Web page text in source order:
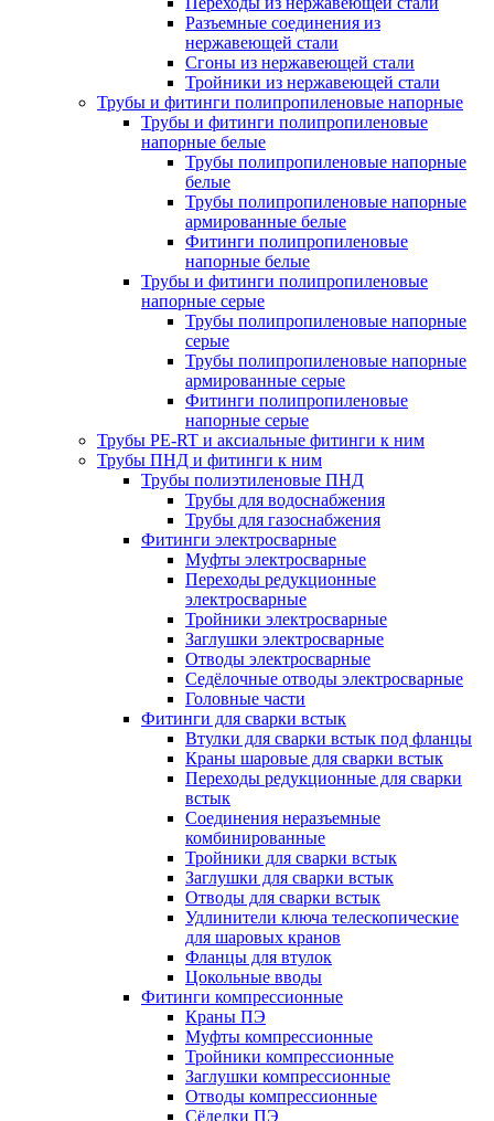
Разъемные соединения из
нержавеющей стали
Сгоны из нержавеющей стали
Тройники из нержавеющей стали
Трубы и фитинги полипропиленовые напорные
Трубы и фитинги полипропиленовые
напорные белые
Трубы полипропиленовые напорные
белые
Трубы полипропиленовые напорные
армированные белые
Фитинги полипропиленовые
напорные белые
Трубы и фитинги полипропиленовые
напорные серые
Трубы полипропиленовые напорные
серые
Трубы полипропиленовые напорные
армированные серые
Фитинги полипропиленовые
напорные серые
Трубы PE-RT и аксиальные фитинги к ним
Трубы ПНД и фитинги к ним
Трубы полиэтиленовые ПНД
Трубы для водоснабжения
Трубы для газоснабжения
Фитинги электросварные
Муфты электросварные
Переходы редукционные
электросварные
Тройники электросварные
Заглушки электросварные
Отводы электросварные
Седёлочные отводы электросварные
Головные части
Фитинги для сварки встык
Втулки для сварки встык под фланцы
Краны шаровые для сварки встык
Переходы редукционные для сварки
встык
Соединения неразъемные
комбинированные
Тройники для сварки встык
Заглушки для сварки встык
Отводы для сварки встык
Удлинители ключа телескопические
для шаровых кранов
Фланцы для втулок
Цокольные вводы
Фитинги компрессионные
Краны ПЭ
Муфты компрессионные
Тройники компрессионные
Заглушки компрессионные
Отводы компрессионные
Сёделки ПЭ